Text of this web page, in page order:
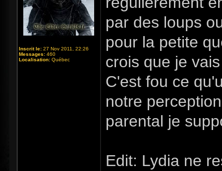
Inscrit le: 27 Nov 2011, 22:26
Messages: 460
Localisation: Québec
par des loups
pour la petite
crois que je
C'est fou ce
notre
parental je
Edit: Lydia ne